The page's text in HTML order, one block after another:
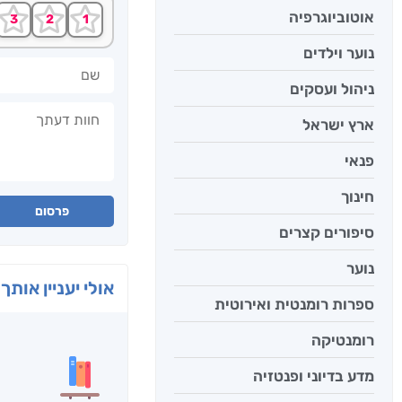
אוטוביוגרפיה
נוער וילדים
ניהול ועסקים
ארץ ישראל
פנאי
חינוך
סיפורים קצרים
נוער
ספרות רומנטית ואירוטית
רומנטיקה
מדע בדיוני ופנטזיה
פרסום
אולי יעניין